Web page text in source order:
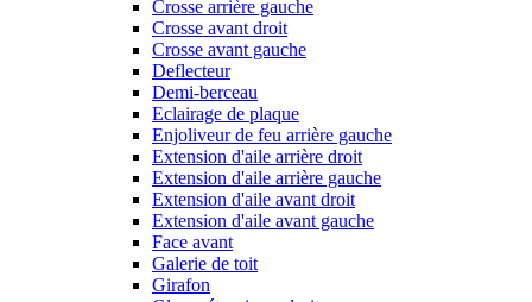
Crosse arrière gauche
Crosse avant droit
Crosse avant gauche
Deflecteur
Demi-berceau
Eclairage de plaque
Enjoliveur de feu arrière gauche
Extension d'aile arrière droit
Extension d'aile arrière gauche
Extension d'aile avant droit
Extension d'aile avant gauche
Face avant
Galerie de toit
Girafon